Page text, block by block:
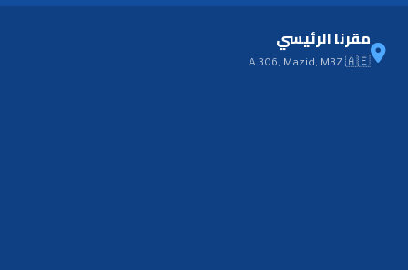
مقرنا الرئيسي
A 306, Mazid, MBZ 🇦🇪